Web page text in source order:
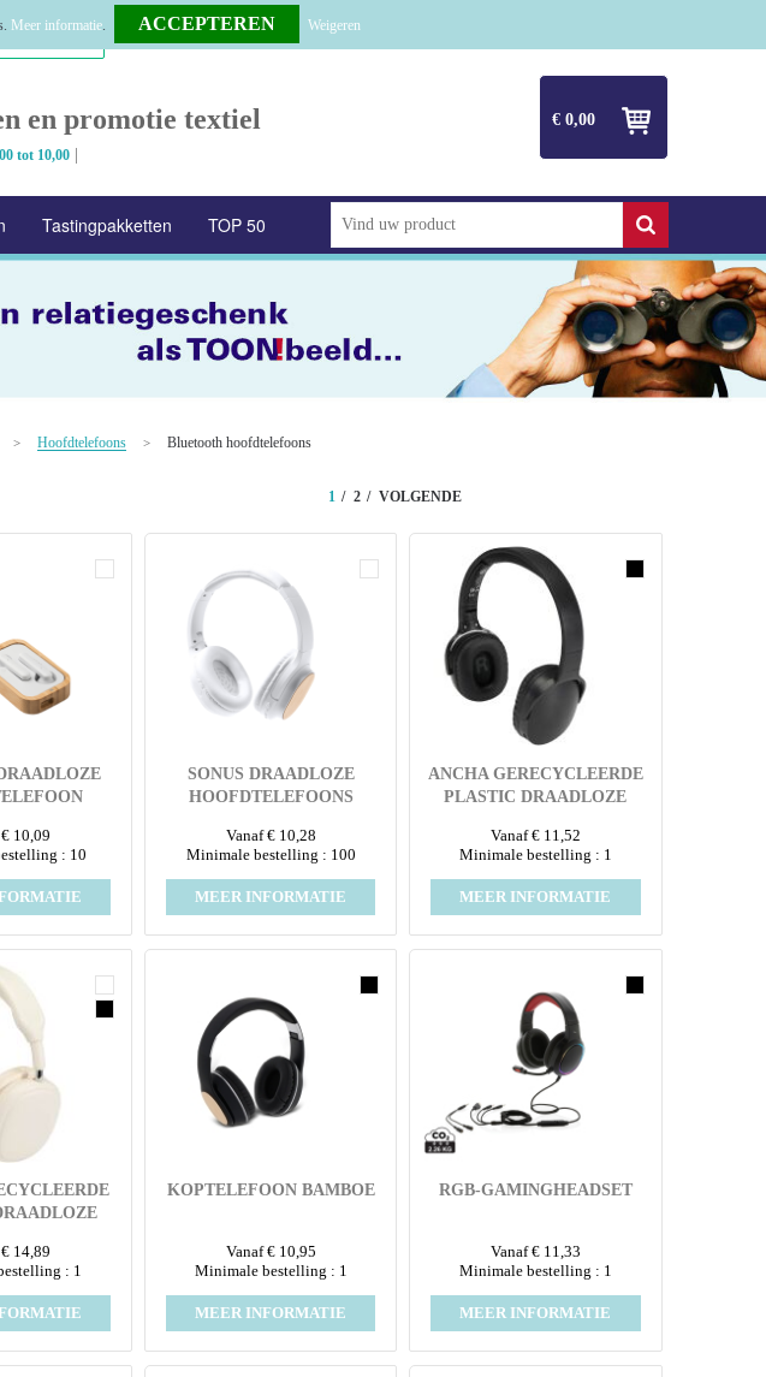
en promotie textiel
tot 10,00|
€ 0,00
Tastingpakketten TOP 50
> Hoofdtelefoons > Bluetooth hoofdtelefoons
1 2 VOLGENDE
10,09
: 10
SONUS DRAADLOZE
HOOFDTELEFOONS
Vanaf € 10,28
Minimale bestelling : 100
MEER INFORMATIE
ANCHA GERECYCLEERDE
PLASTIC DRAADLOZE
HOOFDTELEFOON OVER-
EAR
Vanaf € 11,52
Minimale bestelling : 1
MEER INFORMATIE
OVER-
14,89
: 1
KOPTELEFOON BAMBOE
Vanaf € 10,95
Minimale bestelling : 1
MEER INFORMATIE
RGB-GAMINGHEADSET
Vanaf € 11,33
Minimale bestelling : 1
MEER INFORMATIE
Meer informatie. Weigeren